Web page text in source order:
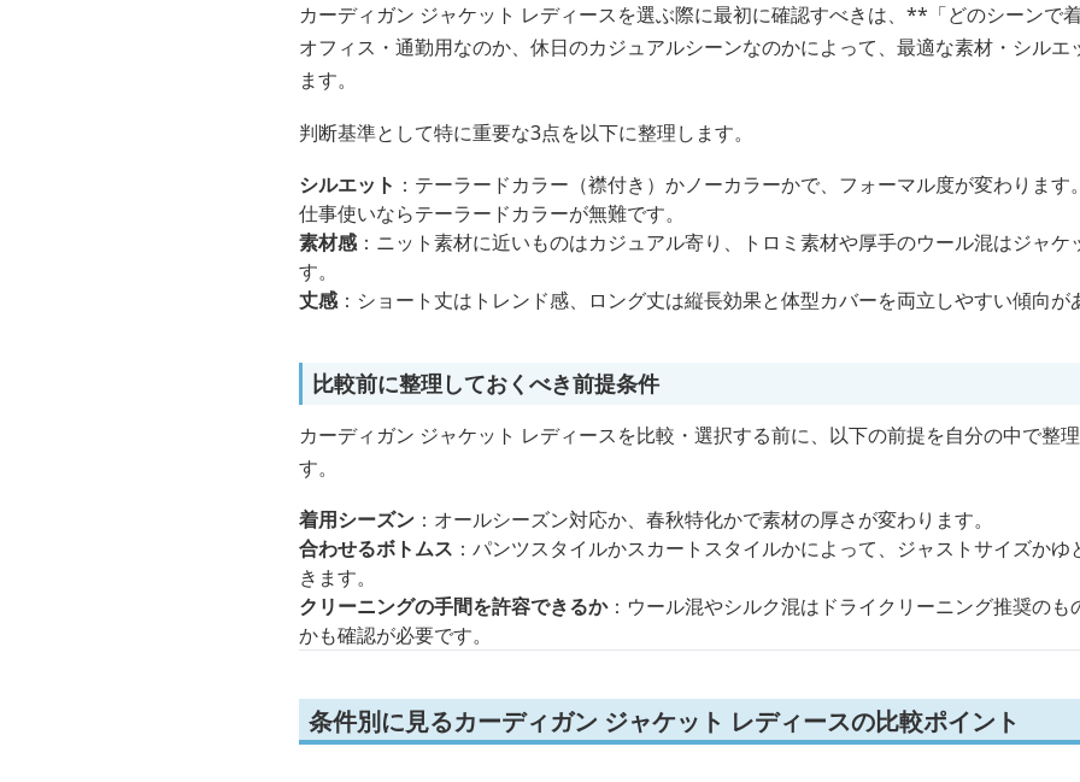
カーディガン ジャケット レディースを選ぶ際に最初に確認すべきは、**「どのシーンで
オフィス・通勤用なのか、休日のカジュアルシーンなのかによって、最適な素材・シルエ
ます。
判断基準として特に重要な3点を以下に整理します。
シルエット ：テーラードカラー（襟付き）かノーカラーかで、フォーマル度が変わります。
仕事使いならテーラードカラーが無難です。
素材感：ニット素材に近いものはカジュアル寄り、トロミ素材や厚手のウール混はジャケ
す。
丈感：ショート丈はトレンド感、ロング丈は縦長効果と体型カバーを両立しやすい傾向が
比較前に整理しておくべき前提条件
カーディガン ジャケット レディースを比較・選択する前に、以下の前提を自分の中で整
す。
着用シーズン ：オールシーズン対応か、春秋特化かで素材の厚さが変わります。
合わせるボトムス ：パンツスタイルかスカートスタイルかによって、ジャストサイズか
きます。
クリーニングの手間を許容できるか：ウール混やシルク混はドライクリーニング推奨のも
かも確認が必要です。
条件別に見るカーディガン ジャケット レディースの比較ポイント